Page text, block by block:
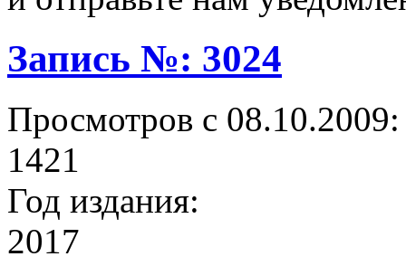
Запись №: 3024
Просмотров с 08.10.2009:
1421
Год издания:
2017